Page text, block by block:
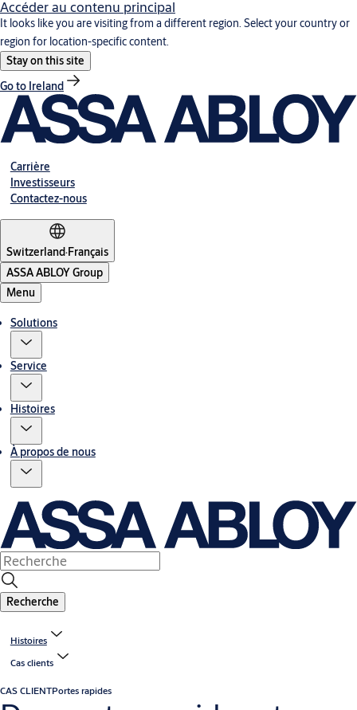
Accéder au contenu principal
It looks like you are visiting from a different region. Select your country or
region for location-specific content.
Stay on this site
Go to Ireland
Carrière
Investisseurs
Contactez-nous
Switzerland·Français
ASSA ABLOY Group
Menu
Solutions
Service
Histoires
À propos de nous
Recherche
Histoires
Cas clients
CAS CLIENTPortes rapides